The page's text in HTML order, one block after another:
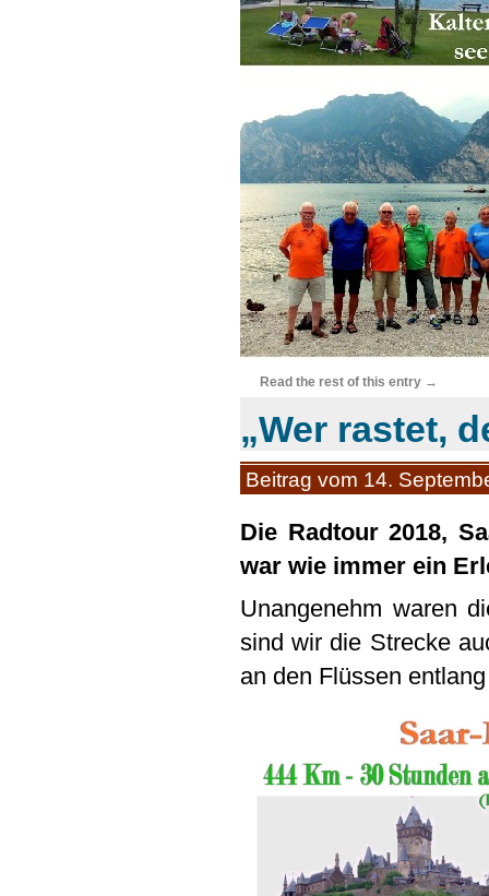
Read the rest of this entry →
„Wer rastet,
Beitrag vom 14.
Die Radtour 2018,
war wie immer ein
Unangenehm waren
sind wir die Strecke
an den Flüssen